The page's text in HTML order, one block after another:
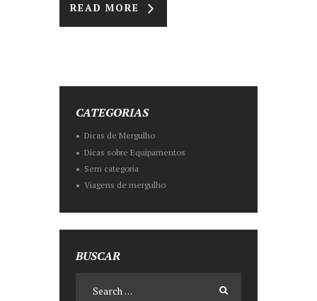
READ MORE
CATEGORIAS
Dicas de Mergulho
Dicas sobre Equipamentos
Sem categoria
Viagens de mergulho
BUSCAR